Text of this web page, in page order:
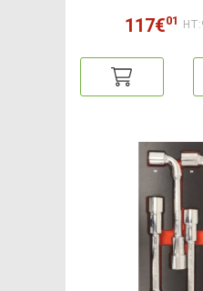
117€01